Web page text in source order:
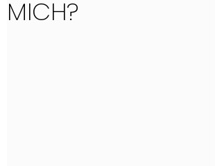
MICH?